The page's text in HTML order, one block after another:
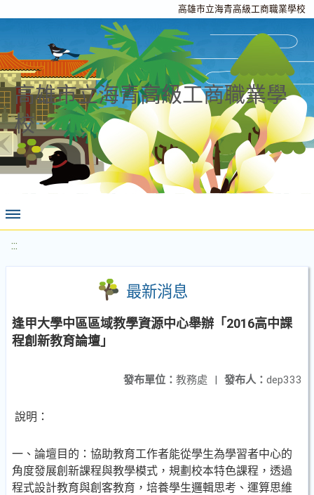
高雄市立海青高級工商職業學校
高雄市立海青高級工商職業學
校
:::
最新消息
逢甲大學中區區域教學資源中心舉辦「2016高中課
程創新教育論壇」
發布人： dep333
發布單位： 教務處 |
說明：
一、論壇目的：協助教育工作者能從學生為學習者中心的
角度發展創新課程與教學模式，規劃校本特色課程，透過
程式設計教育與創客教育，培養學生邏輯思考、運算思維